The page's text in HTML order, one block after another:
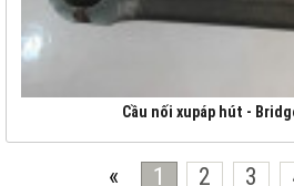
Cầu nối xupáp hút -
« 1 2 3